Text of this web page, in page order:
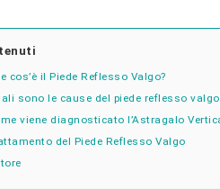
cos’è il Piede Reflesso Valgo?
sono le cause del piede reflesso
viene diagnosticato l’Astragalo
del Piede Reflesso Valgo